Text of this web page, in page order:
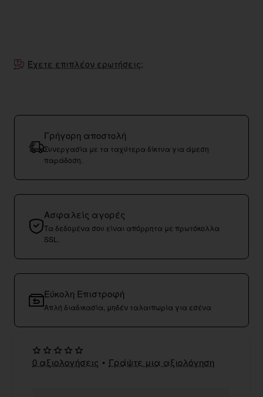
Έχετε επιπλέον ερωτήσεις;
Γρήγορη αποστολή
Συνεργασία με τα ταχύτερα δίκτυα για άμεση
παράδοση.
Ασφαλείς αγορές
Τα δεδομένα σου είναι απόρρητα με πρωτόκολλα
SSL.
Εύκολη Επιστροφή
Απλή διαδικασία, μηδέν ταλαιπωρία για εσένα
0 αξιολογήσεις • Γράψτε μια αξιολόγηση